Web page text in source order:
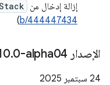
إزالة إدخال من
b/444447434
)
الإصدار ‎2 .0-alpha04
‫24 سبتمبر 2025